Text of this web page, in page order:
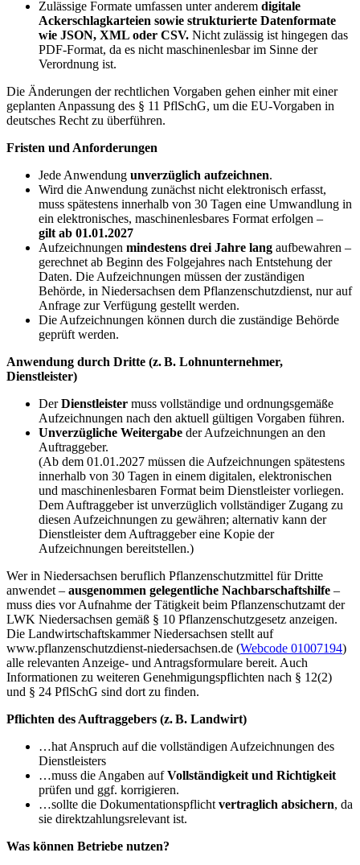
Zulässige Formate umfassen unter anderem digitale
Ackerschlagkarteien sowie strukturierte Datenformate
wie JSON, XML oder CSV. Nicht zulässig ist hingegen das
PDF-Format, da es nicht maschinenlesbar im Sinne der
Verordnung ist.
Die Änderungen der rechtlichen Vorgaben gehen einher mit einer
geplanten Anpassung des § 11 PflSchG, um die EU-Vorgaben in
deutsches Recht zu überführen.
Fristen und Anforderungen
Jede Anwendung unverzüglich aufzeichnen.
Wird die Anwendung zunächst nicht elektronisch erfasst,
muss spätestens innerhalb von 30 Tagen eine Umwandlung in
ein elektronisches, maschinenlesbares Format erfolgen –
gilt ab 01.01.2027
Aufzeichnungen mindestens drei Jahre lang aufbewahren –
gerechnet ab Beginn des Folgejahres nach Entstehung der
Daten. Die Aufzeichnungen müssen der zuständigen
Behörde, in Niedersachsen dem Pflanzenschutzdienst, nur auf
Anfrage zur Verfügung gestellt werden.
Die Aufzeichnungen können durch die zuständige Behörde
geprüft werden.
Anwendung durch Dritte (z. B. Lohnunternehmer,
Dienstleister)
DerDienstleister muss vollständige und ordnungsgemäße
Aufzeichnungen nach den aktuell gültigen Vorgaben führen.
Unverzügliche Weitergabe der Aufzeichnungen an den
Auftraggeber.
(Ab dem 01.01.2027 müssen die Aufzeichnungen spätestens
innerhalb von 30 Tagen in einem digitalen, elektronischen
und maschinenlesbaren Format beim Dienstleister vorliegen.
Dem Auftraggeber ist unverzüglich vollständiger Zugang zu
diesen Aufzeichnungen zu gewähren; alternativ kann der
Dienstleister dem Auftraggeber eine Kopie der
Aufzeichnungen bereitstellen.)
Wer in Niedersachsen beruflich Pflanzenschutzmittel für Dritte
anwendet – ausgenommen gelegentliche Nachbarschaftshilfe –
muss dies vor Aufnahme der Tätigkeit beim Pflanzenschutzamt der
LWK Niedersachsen gemäß § 10 Pflanzenschutzgesetz anzeigen.
Die Landwirtschaftskammer Niedersachsen stellt auf
www.pflanzenschutzdienst-niedersachsen.de (Webcode 01007194)
alle relevanten Anzeige- und Antragsformulare bereit. Auch
Informationen zu weiteren Genehmigungspflichten nach § 12(2)
und § 24 PflSchG sind dort zu finden.
Pflichten des Auftraggebers (z. B. Landwirt)
…hat Anspruch auf die vollständigen Aufzeichnungen des
Dienstleisters
…muss die Angaben aufVollständigkeit und Richtigkeit
prüfen und ggf. korrigieren.
…sollte die Dokumentationspflicht vertraglich absichern, da
sie direktzahlungsrelevant ist.
Was können Betriebe nutzen?